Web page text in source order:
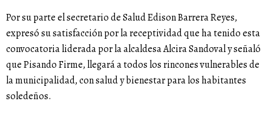
Por su parte el secretario de Salud Edison Barrera Reyes,
expresó su satisfacción por la receptividad que ha tenido esta
convocatoria liderada por la alcaldesa Alcira Sandoval y señaló
que Pisando Firme, llegará a todos los rincones vulnerables de
la municipalidad, con salud y bienestar para los habitantes
soledeños.